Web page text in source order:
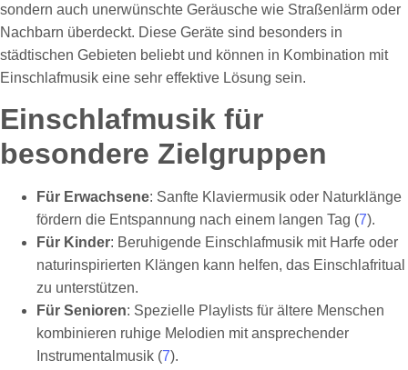
sondern auch unerwünschte Geräusche wie Straßenlärm oder
Nachbarn überdeckt. Diese Geräte sind besonders in
städtischen Gebieten beliebt und können in Kombination mit
Einschlafmusik eine sehr effektive Lösung sein.
Einschlafmusik für
besondere Zielgruppen
Für Erwachsene: Sanfte Klaviermusik oder Naturklänge
fördern die Entspannung nach einem langen Tag (7).
Für Kinder: Beruhigende Einschlafmusik mit Harfe oder
naturinspirierten Klängen kann helfen, das Einschlafritual
zu unterstützen.
Für Senioren: Spezielle Playlists für ältere Menschen
kombinieren ruhige Melodien mit ansprechender
Instrumentalmusik (7).